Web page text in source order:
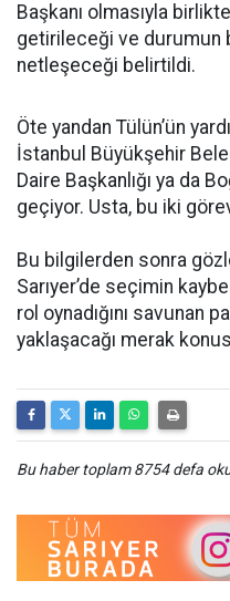
Başkanı olmasıyla
getirileceği ve durumun
netleşeceği belirtildi.
Öte yandan Tülün’ün
İstanbul Büyükşehir
Daire Başkanlığı ya da
geçiyor. Usta, bu iki
Bu bilgilerden sonra
Sarıyer’de seçimin
rol oynadığını savunan
yaklaşacağı merak
Bu haber toplam 8754 defa